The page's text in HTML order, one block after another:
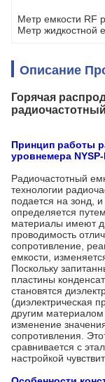
Метр емкости RF
Метр жидкостной
Описание
Горячая
Принцип работы
уровнемера NYSP-
Радиочастотный
технологии
подается на зонд,
определяется
материалы имеют
проводимость
сопротивление,
емкости,
Поскольку
пластины
становятся
(диэлектрическая
другим материалом
изменение
сопротивления.
сравнивается с
настройкой